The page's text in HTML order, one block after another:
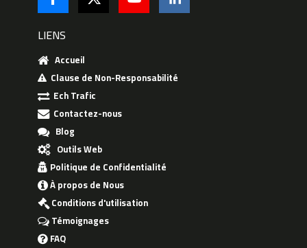
LIENS
Accueil
Clause de Non-Responsabilité
Ech Trafic
Contactez-nous
Blog
Outils Web
Politique de Confidentialité
À propos de Nous
Conditions d'utilisation
Témoignages
FAQ